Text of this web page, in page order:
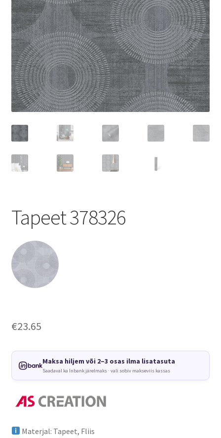
Tapeet 378326
€23.65
Maksa hiljem või 2–3 osas ilma lisatasuta
Saadaval ka Inbank järelmaks · vali sobiv makseviis kassas
Materjal: Tapeet, Fliis